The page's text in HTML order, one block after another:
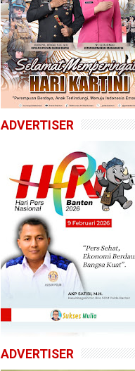
ADVERTISER
ADVERTISER